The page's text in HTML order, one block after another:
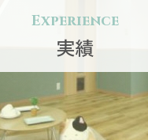
Experience
実績